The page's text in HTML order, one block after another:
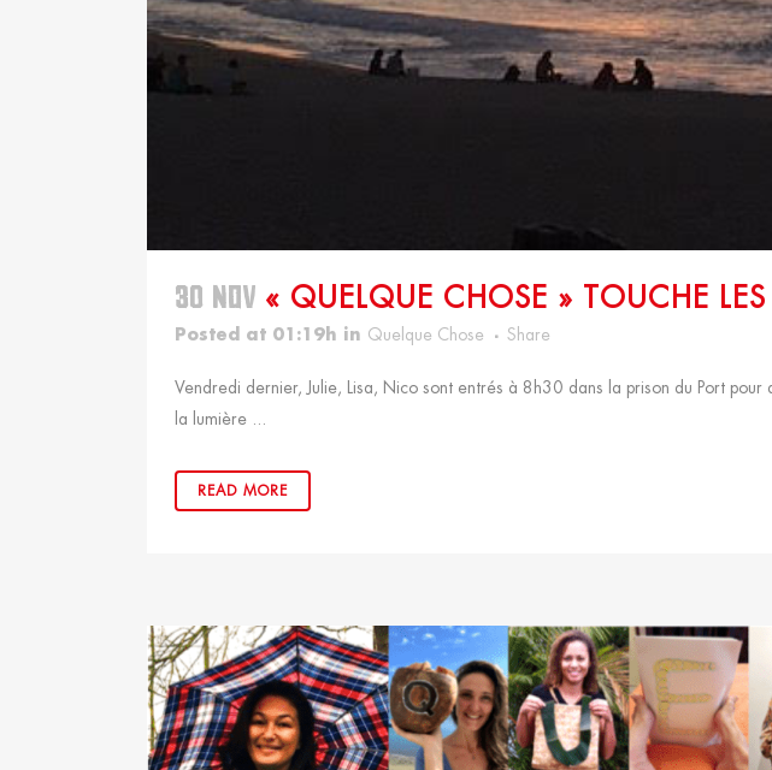
30 NOV « QUELQUE CHOSE » TOUCHE
Posted at 01:19h in Quelque Chose Share
Vendredi dernier, Julie, Lisa, Nico sont entrés à 8h30 dans la prison du Port
la lumière ...
READ MORE